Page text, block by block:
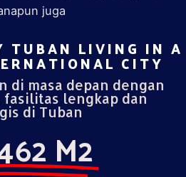
juga
TUBAN LIVING IN A
CITY​
di masa depan dengan
lengkap dan
di Tuban
M2